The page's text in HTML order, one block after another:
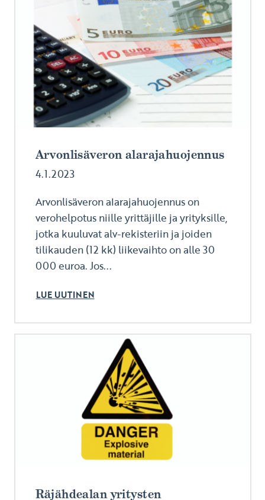
Arvonlisäveron alarajahuojennus
4.1.2023
Arvonlisäveron alarajahuojennus on
verohelpotus niille yrittäjille ja yrityksille,
jotka kuuluvat alv-rekisteriin ja joiden
tilikauden (12 kk) liikevaihto on alle 30
000 euroa. Jos...
LUE UUTINEN
Räjähdealan yritysten